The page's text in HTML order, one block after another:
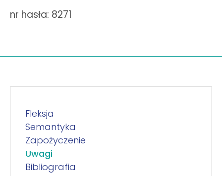
nr hasła: 8271
Fleksja
Semantyka
Zapożyczenie
Uwagi
Bibliografia